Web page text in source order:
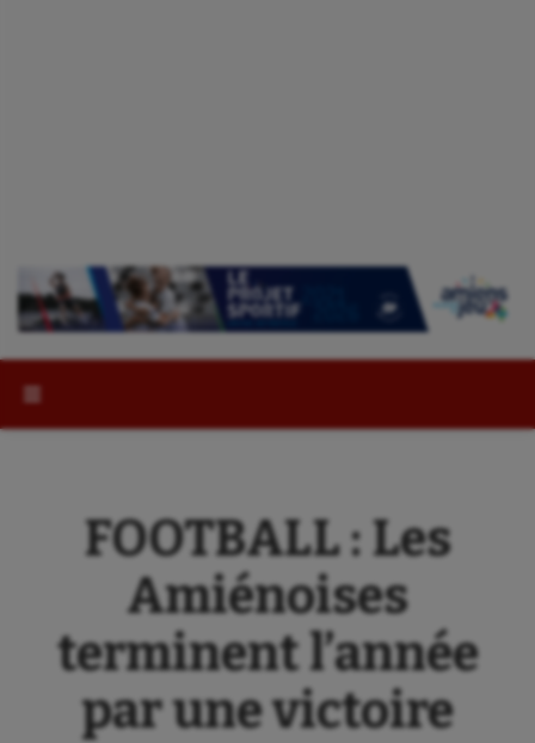
FOOTBALL : Les
Amiénoises
terminent l’année
par une victoire